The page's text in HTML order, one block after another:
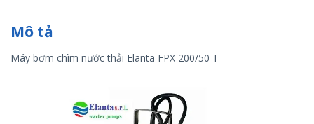
Mô tả
Máy bơm chìm nước thải Elanta FPX 200/50 T